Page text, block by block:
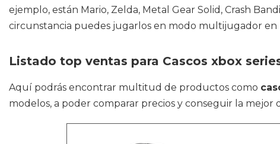
ejemplo, están Mario, Zelda, Metal Gear Solid, Crash
circunstancia puedes jugarlos en modo multijugador
Listado top ventas para Cascos xbox
Aquí podrás encontrar multitud de productos como
modelos, a poder comparar precios y conseguir la mejor